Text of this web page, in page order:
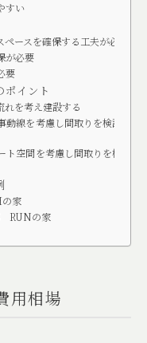
すい
ースを確保する工夫が必要
が必要
要
ポイント
を考え建設する
線を考慮し間取りを検討す
空間を考慮し間取りを検討
家
RUNの家
用相場